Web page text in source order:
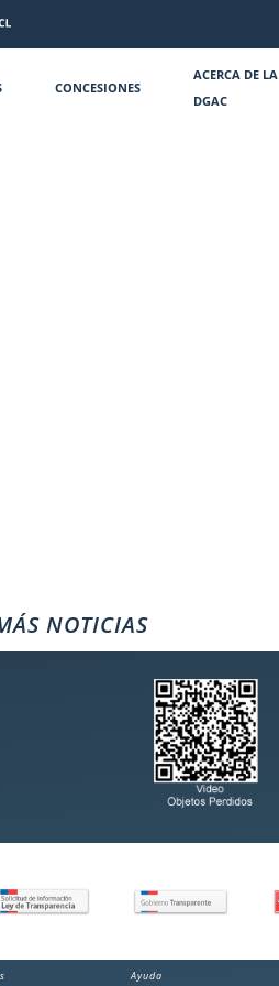
CONCESIONES
ACERCA DE LA
DGAC
NOTICIAS
Ayuda